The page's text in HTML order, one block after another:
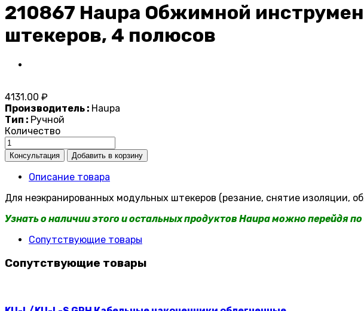
210867 Haupa Обжимной
штекеров, 4 полюсов
4131.00 ₽
Производитель : Haupa
Тип : Ручной
Количество
Описание товара
Для неэкранированных модульных штекеров (резание, снятие изоляции,
Узнать о наличии этого и остальных продуктов Haupa можно перейдя
Сопутствующие товары
Сопутствующие товары